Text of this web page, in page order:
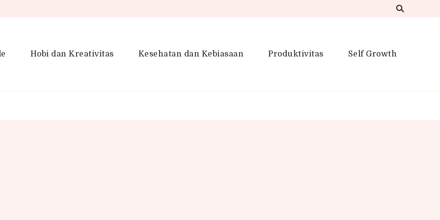
Hobi dan Kreativitas Kesehatan dan Kebiasaan Produktivitas Self Growth